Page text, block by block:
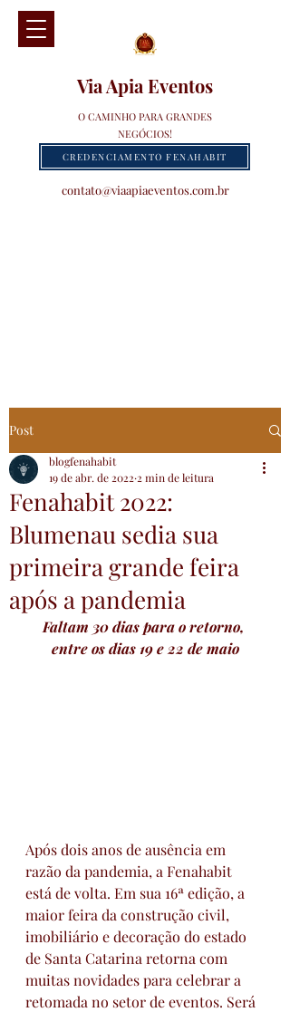
Via Apia Eventos
O CAMINHO PARA GRANDES
NEGÓCIOS!
contato@viaapiaeventos.com.br
CREDENCIAMENTO FENAHABIT
Post
Fenahabit 2022:
Blumenau sedia sua
primeira grande feira
após a pandemia
blogfenahabit
19 de abr. de 2022 2 min de leitura
Faltam 30 dias para o retorno,
entre os dias 19 e 22 de maio
Após dois anos de ausência em
razão da pandemia, a Fenahabit
está de volta. Em sua 16ª edição, a
maior feira da construção civil,
imobiliário e decoração do estado
de Santa Catarina retorna com
muitas novidades para celebrar a
retomada no setor de eventos. Será